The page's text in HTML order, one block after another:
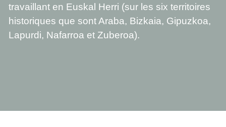
travaillant en Euskal Herri (sur les six territoires
historiques que sont Araba, Bizkaia, Gipuzkoa,
Lapurdi, Nafarroa et Zuberoa).